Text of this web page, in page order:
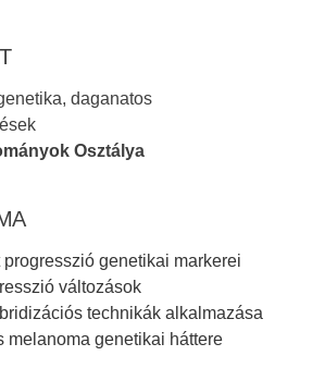
daganatos
Osztálya
progresszió genetikai markerei
változások
technikák alkalmazása
melanoma genetikai háttere